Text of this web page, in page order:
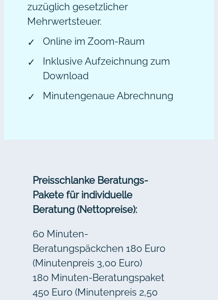
zuzüglich gesetzlicher
Mehrwertsteuer.
Online im Zoom-Raum
Inklusive Aufzeichnung zum
Download
Minutengenaue Abrechnung
Preisschlanke Beratungs-
Pakete für individuelle
Beratung (Nettopreise):
60 Minuten-
Beratungspäckchen 180 Euro
(Minutenpreis 3,00 Euro)
180 Minuten-Beratungspaket
450 Euro (Minutenpreis 2,50